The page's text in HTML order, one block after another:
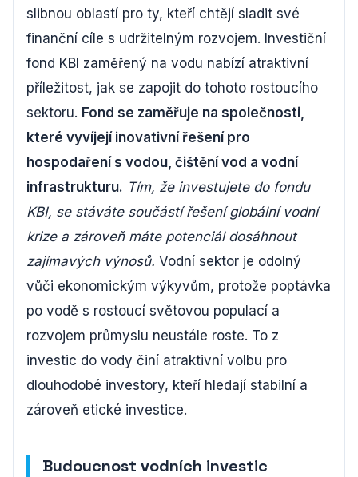
slibnou oblastí pro ty, kteří chtějí sladit své
finanční cíle s udržitelným rozvojem. Investiční
fond KBI zaměřený na vodu nabízí atraktivní
příležitost, jak se zapojit do tohoto rostoucího
sektoru. Fond se zaměřuje na společnosti,
které vyvíjejí inovativní řešení pro
hospodaření s vodou, čištění vod a vodní
infrastrukturu. Tím, že investujete do fondu
KBI, se stáváte součástí řešení globální vodní
krize a zároveň máte potenciál dosáhnout
zajímavých výnosů. Vodní sektor je odolný
vůči ekonomickým výkyvům, protože poptávka
po vodě s rostoucí světovou populací a
rozvojem průmyslu neustále roste. To z
investic do vody činí atraktivní volbu pro
dlouhodobé investory, kteří hledají stabilní a
zároveň etické investice.
Budoucnost vodních investic